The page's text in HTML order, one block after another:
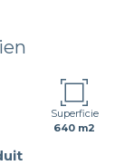
Superficie
640 m2